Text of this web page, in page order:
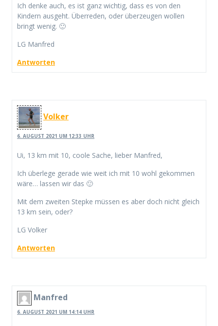
Ich denke auch, es ist ganz wichtig, dass es von den
Kindern ausgeht. Überreden, oder überzeugen wollen
bringt wenig. 🙂
LG Manfred
Antworten
Volker
6. AUGUST 2021 UM 12:33 UHR
Ui, 13 km mit 10, coole Sache, lieber Manfred,
Ich überlege gerade wie weit ich mit 10 wohl gekommen
wäre… lassen wir das 🙂
Mit dem zweiten Stepke müssen es aber doch nicht gleich
13 km sein, oder?
LG Volker
Antworten
Manfred
6. AUGUST 2021 UM 14:14 UHR